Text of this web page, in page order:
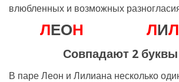
влюбленных и возможных
ЛЕОН ЛИЛ
Совпадают 2
В паре Леон и Лилиана несколько